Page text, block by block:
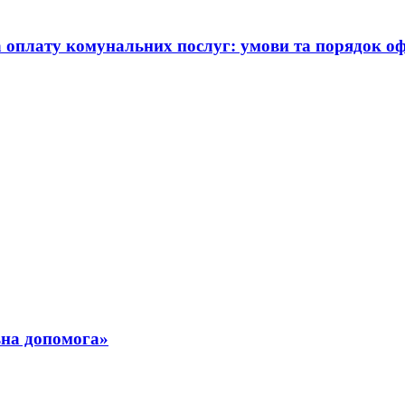
оплату комунальних послуг: умови та порядок
допомога»